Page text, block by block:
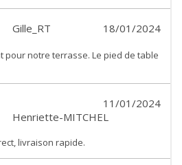
18/01/2024
Gille_RT
pour notre terrasse. Le pied de table
11/01/2024
Henriette-MITCHEL
livraison rapide.